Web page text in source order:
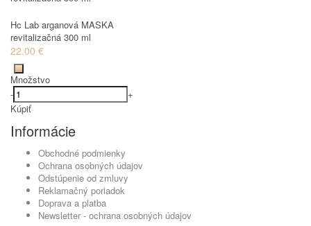
Hc Lab arganová MASKA
revitalizačná 300 ml
22.00 €
Množstvo
-
+
Kúpiť
Informácie
Obchodné podmienky
Ochrana osobných údajov
Odstúpenie od zmluvy
Reklamačný poriadok
Doprava a platba
Newsletter - ochrana osobných údajov